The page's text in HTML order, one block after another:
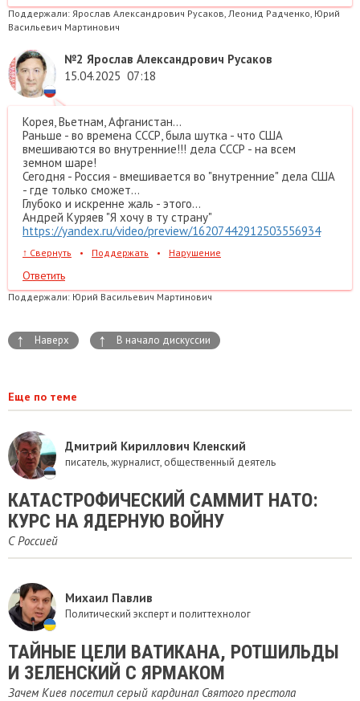
Поддержали: Ярослав Александрович Русаков, Леонид Радченко, Юрий
Васильевич Мартинович
№2 Ярослав Александрович Русаков
15.04.2025 07:18
Корея, Вьетнам, Афганистан...
Раньше - во времена СССР, была шутка - что США
вмешиваются во внутренние!!! дела СССР - на всем
земном шаре!
Сегодня - Россия - вмешивается во "внутренние" дела США
- где только сможет...
Глубоко и искренне жаль - этого...
Андрей Куряев "Я хочу в ту страну"
https://yandex.ru/video/preview/16207442912503556934
↑ Свернуть • Поддержать • Нарушение
Ответить
Поддержали: Юрий Васильевич Мартинович
↑ Наверх ↑ В начало дискуссии
Еще по теме
Дмитрий Кириллович Кленский
писатель, журналист, общественный деятель
КАТАСТРОФИЧЕСКИЙ САММИТ НАТО:
КУРС НА ЯДЕРНУЮ ВОЙНУ
С Россией
Михаил Павлив
Политический эксперт и политтехнолог
ТАЙНЫЕ ЦЕЛИ ВАТИКАНА, РОТШИЛЬДЫ
И ЗЕЛЕНСКИЙ С ЯРМАКОМ
Зачем Киев посетил серый кардинал Святого престола